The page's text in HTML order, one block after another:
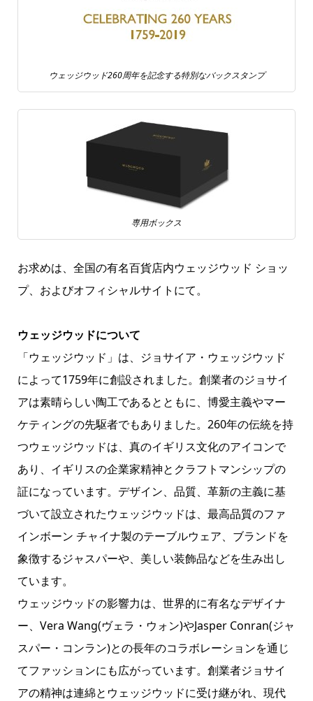
ウェッジウッド260周年を記念する特別なバックスタンプ
専用ボックス
お求めは、全国の有名百貨店内ウェッジウッド ショッ
プ、およびオフィシャルサイトにて。
ウェッジウッドについて
「ウェッジウッド」は、ジョサイア・ウェッジウッド
によって1759年に創設されました。創業者のジョサイ
アは素晴らしい陶工であるとともに、博愛主義やマー
ケティングの先駆者でもありました。260年の伝統を持
つウェッジウッドは、真のイギリス文化のアイコンで
あり、イギリスの企業家精神とクラフトマンシップの
証になっています。デザイン、品質、革新の主義に基
づいて設立されたウェッジウッドは、最高品質のファ
インボーン チャイナ製のテーブルウェア、ブランドを
象徴するジャスパーや、美しい装飾品などを生み出し
ています。
ウェッジウッドの影響力は、世界的に有名なデザイナ
ー、Vera Wang(ヴェラ・ウォン)やJasper Conran(ジャ
スパー・コンラン)との長年のコラボレーションを通じ
てファッションにも広がっています。創業者ジョサイ
アの精神は連綿とウェッジウッドに受け継がれ、現代